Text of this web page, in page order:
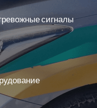
сигналы